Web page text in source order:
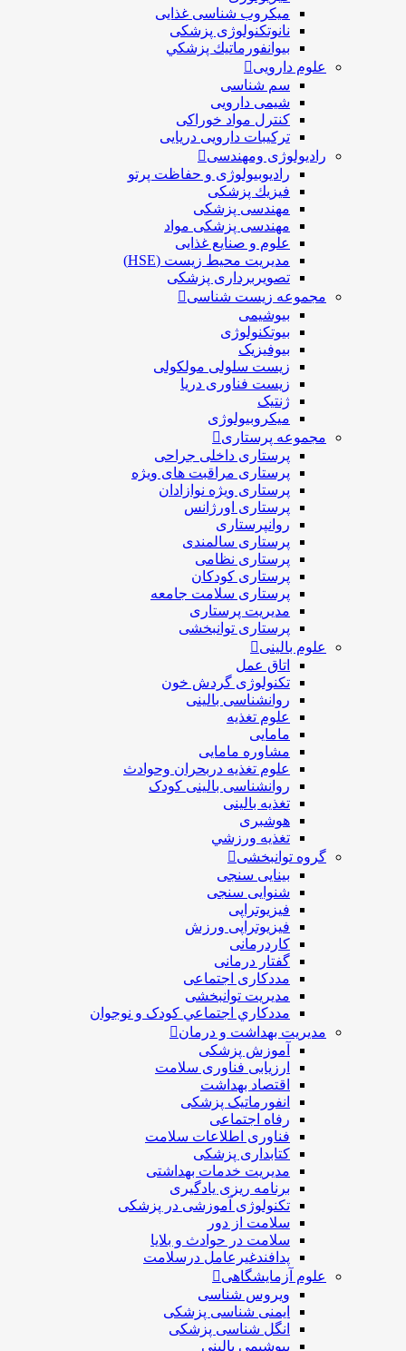
ميكروب شناسی غذایی
نانوتکنولوژی پزشکی
بيوانفورماتيك پزشكي
علوم دارویی
سم شناسی
شیمی دارویی
کنترل مواد خوراکی
ترکیبات دارویی دریایی
رادیولوژی ومهندسی
رادیوبیولوژی و حفاظت پرتو
فيزيك پزشکی
مهندسی پزشکی
مهندسی پزشکی مواد
علوم و صنايع غذایی
مدیریت محیط زیست (HSE)
تصویربرداری پزشکی
مجموعه زیست شناسی
بیوشیمی
بیوتکنولوژی
بیوفیزیک
زیست سلولی مولکولی
زیست فناوری دریا
ژنتیک
میکروبیولوژی
مجموعه پرستاری
پرستاری داخلی جراحی
پرستاری مراقبت های ويژه
پرستاری ويژه نوازادان
پرستاری اورژانس
روانپرستاری
پرستاری سالمندی
پرستاری نظامی
پرستاری کودکان
پرستاری سلامت جامعه
مدیریت پرستاری
پرستاری توانبخشی
علوم بالینی
اتاق عمل
تکنولوژی گردش خون
روانشناسی بالینی
علوم تغذیه
مامایی
مشاوره مامایی
علوم تغذیه دربحران وحوادث
روانشناسی بالینی کودک
تغذیه بالینی
هوشبری
تغذيه ورزشي
گروه توانبخشی
بینایی سنجی
شنوایی سنجی
فیزیوتراپی
فیزیوتراپی ورزش
کاردرمانی
گفتار درمانی
مددکاری اجتماعی
مديريت توانبخشی
مددکاري اجتماعي کودک و نوجوان
مدیریت بهداشت و درمان
آموزش پزشکی
ارزیابی فناوری سلامت
اقتصاد بهداشت
انفورماتیک پزشکی
رفاه اجتماعی
فناوری اطلاعات سلامت
کتابداری پزشکی
مديريت خدمات بهداشتی
برنامه ریزی یادگیری
تکنولوژی آموزشی در پزشکی
سلامت از دور
سلامت در حوادث و بلایا
پدافندغیرعامل درسلامت
علوم آزمایشگاهی
ویروس شناسی
ایمنی شناسی پزشكی
انگل شناسی پزشکی
بیوشیمی بالینی